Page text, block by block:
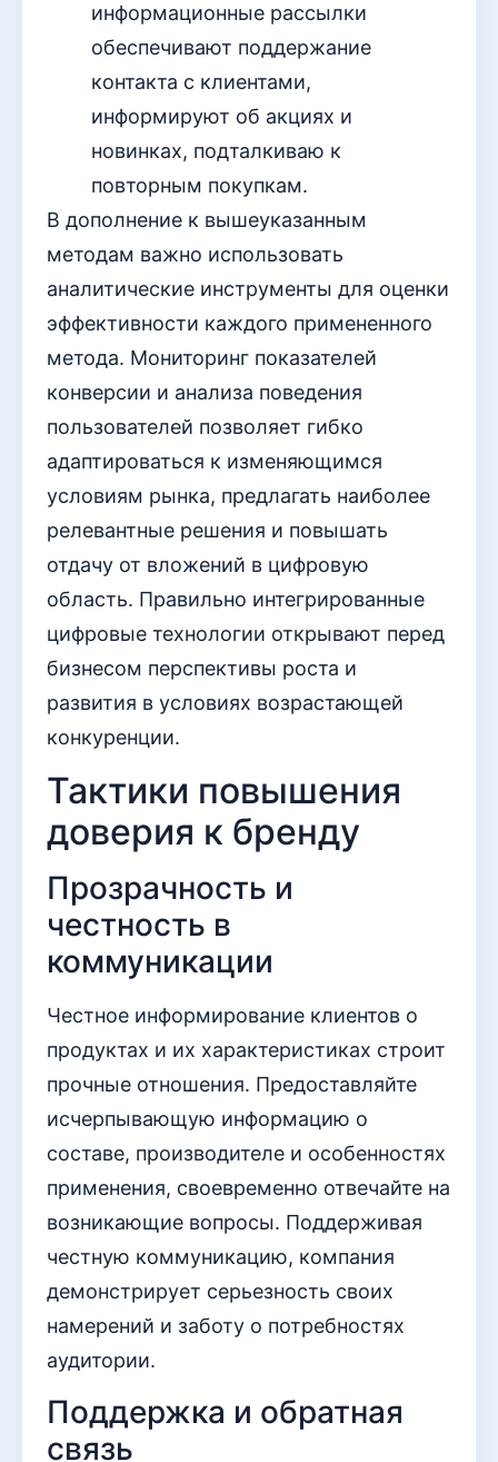
информационные рассылки
обеспечивают поддержание
контакта с клиентами,
информируют об акциях и
новинках, подталкиваю к
повторным покупкам.
В дополнение к вышеуказанным
методам важно использовать
аналитические инструменты для оценки
эффективности каждого примененного
метода. Мониторинг показателей
конверсии и анализа поведения
пользователей позволяет гибко
адаптироваться к изменяющимся
условиям рынка, предлагать наиболее
релевантные решения и повышать
отдачу от вложений в цифровую
область. Правильно интегрированные
цифровые технологии открывают перед
бизнесом перспективы роста и
развития в условиях возрастающей
конкуренции.
Тактики повышения
доверия к бренду
Прозрачность и
честность в
коммуникации
Честное информирование клиентов о
продуктах и их характеристиках строит
прочные отношения. Предоставляйте
исчерпывающую информацию о
составе, производителе и особенностях
применения, своевременно отвечайте на
возникающие вопросы. Поддерживая
честную коммуникацию, компания
демонстрирует серьезность своих
намерений и заботу о потребностях
аудитории.
Поддержка и обратная
связь